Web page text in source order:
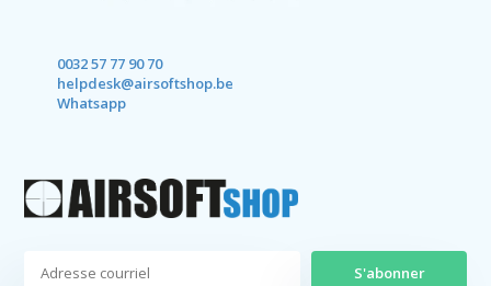
0032 57 77 90 70
helpdesk@airsoftshop.be
Whatsapp
S'abonner